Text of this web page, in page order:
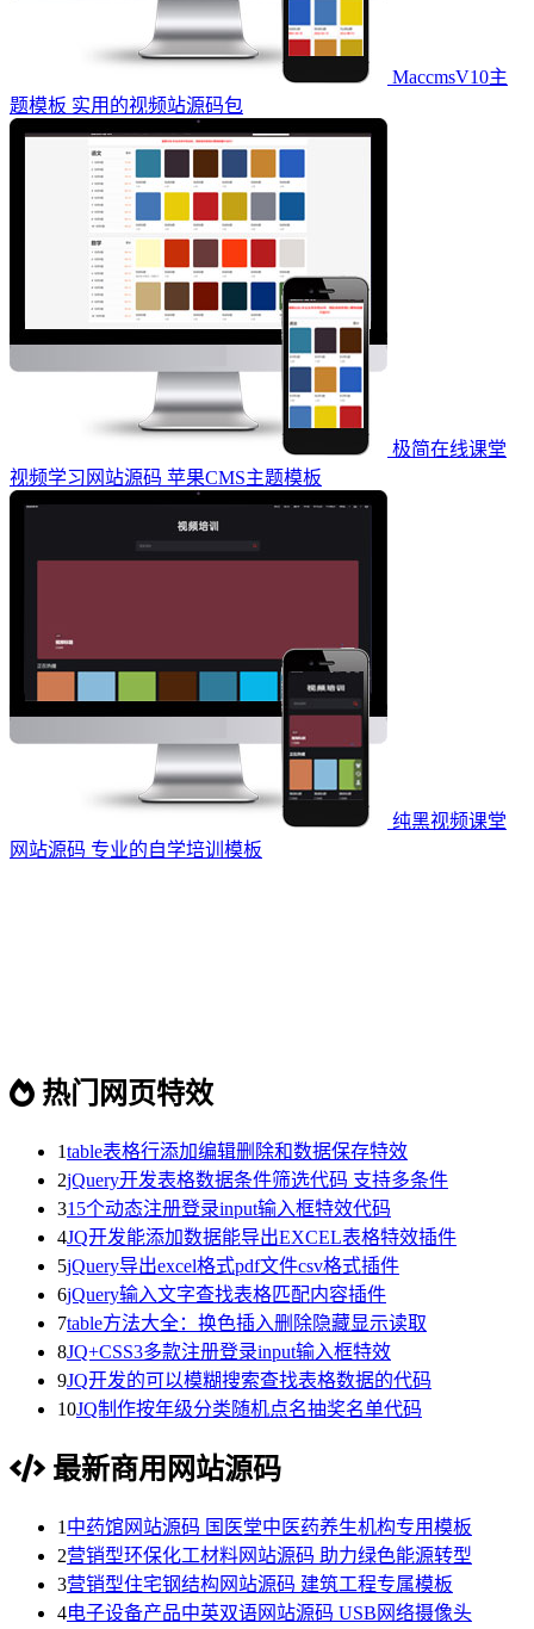
MaccmsV10主
题模板 实用的视频站源码包
极简在线课堂
视频学习网站源码 苹果CMS主题模板
纯黑视频课堂
网站源码 专业的自学培训模板
热门网页特效
1table表格行添加编辑删除和数据保存特效
2jQuery开发表格数据条件筛选代码 支持多条件
315个动态注册登录input输入框特效代码
4JQ开发能添加数据能导出EXCEL表格特效插件
5jQuery导出excel格式pdf文件csv格式插件
6jQuery输入文字查找表格匹配内容插件
7table方法大全：换色插入删除隐藏显示读取
8JQ+CSS3多款注册登录input输入框特效
9JQ开发的可以模糊搜索查找表格数据的代码
10JQ制作按年级分类随机点名抽奖名单代码
最新商用网站源码
1 中药馆网站源码 国医堂中医药养生机构专用模板
2营销型环保化工材料网站源码 助力绿色能源转型
3营销型住宅钢结构网站源码 建筑工程专属模板
4电子设备产品中英双语网站源码 USB网络摄像头